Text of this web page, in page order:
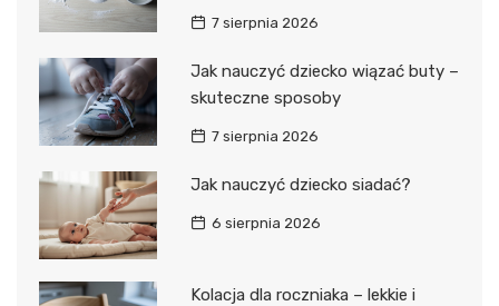
7 sierpnia 2026
Jak nauczyć dziecko wiązać buty –
skuteczne sposoby
7 sierpnia 2026
Jak nauczyć dziecko siadać?
6 sierpnia 2026
Kolacja dla roczniaka – lekkie i